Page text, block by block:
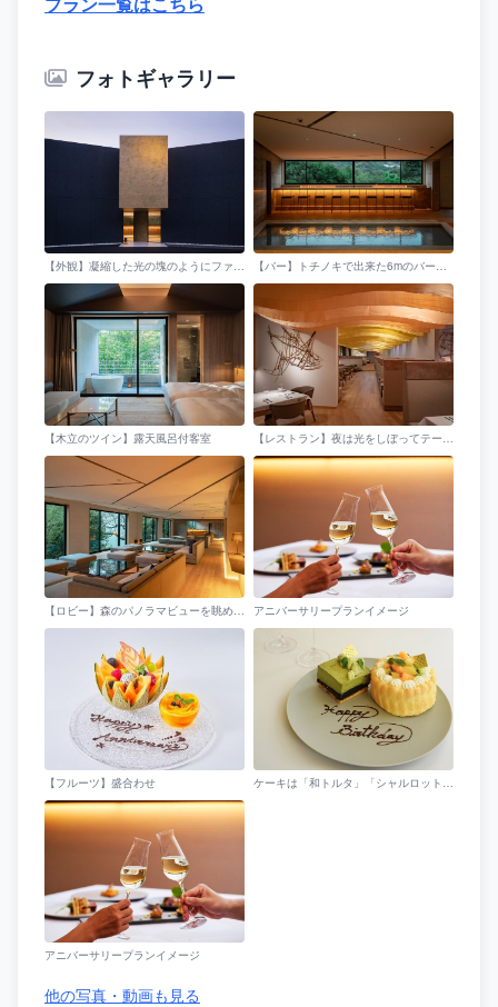
フォトギャラリー
【外観】凝縮した光の塊のようにファザードが山に沿って左右に広がります 【バー】トチノキで出来た6mのバーカウンターは森を抜けて遠くの山を水平に切り取る
【木立のツイン】露天風呂付客室 【レストラン】夜は光をしぼってテーブルをそっと照らします
【ロビー】森のパノラマビューを眺めながらチェックイン アニバーサリープランイメージ
【フルーツ】盛合わせ ケーキは「和トルタ」「シャルロットケーキ」からお選び頂けます。（フルーツ盛りもございます）
アニバーサリープランイメージ
他の写真・動画も見る